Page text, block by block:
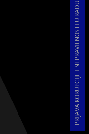
PRIJAVA KORUPCIJE I NEPRAVILNOSTI U RADU